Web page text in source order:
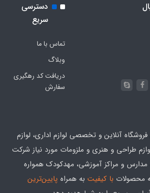
دسترسی
سریع
تماس با ما
وبلاگ
دریافت کد رهگیری
سفارش
فروشگاه آنلاین و تخصصی لوازم اداری، لوازم
طراحی و هنری و ملزومات مورد نیاز شرکت
مدارس و مراکز آموزشی، مهدکودک همواره
محصولات با کیفیت به همراه پایین‌ترین